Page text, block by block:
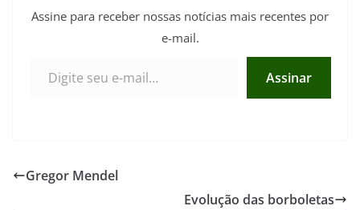
Assine para receber nossas notícias mais recentes por
e-mail.
Assinar
Gregor Mendel
Evolução das borboletas